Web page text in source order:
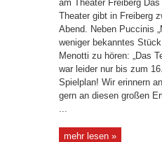
am Theater Freiberg
Theater gibt in Freiberg
Abend. Neben Puccinis
weniger bekanntes
Menotti zu hören: „Das
war leider nur bis zum
Spielplan! Wir erinnern
gern an diesen großen
...
mehr lesen »